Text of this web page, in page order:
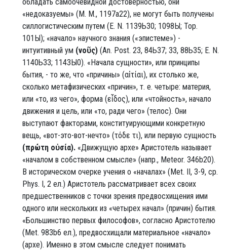
«недоказуемы» (М. М., 1197а22), не могут быть получены
силлогистическим путем (Е. N. 1139Ь30; 1098Ы; Тор.
101Ы); «начало» научного знания («эпистеме») -
интуитивный ум (νοῦς) (An. Post. 23, 84Ь37; 33, 88Ь35; Ε. Ν.
1140ЬЗЗ; 1143Ы0). «Начала сущности», или принципы
бытия, - то же, что «причины» (αἰτίαι), их столько же,
сколько метафизических «причин», т. е. четыре: материя,
или «то, из чего», форма (εἶδος), или «чтойность», начало
движения и цель, или «то, ради чего» (телос). Они
выступают факторами, конституирующими конкретную
вещь, «вот-это-вот-нечто» (τόδε τι), или первую сущность
(πρώτη οὐσία). «Движущую архе» Аристотель называет
«началом в собственном смысле» (напр., Meteor. 346b20).
В историческом очерке учения о «началах» (Met. II, 3-9, ср.
Phys. I, 2 ел.) Аристотель рассматривает всех своих
предшественников с точки зрения предвосхищения ими
одного или нескольких из «четырех начал» (причин) бытия.
«Большинство первых философов», согласно Аристотелю
(Met. 983b6 ел.), предвосхищали материальное «начало»
(архе). Именно в этом смысле следует понимать